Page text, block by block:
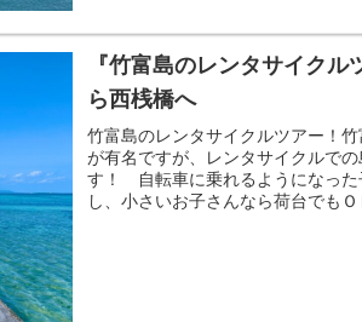
『竹富島のレンタサイク
ら西桟橋へ
竹富島のレンタサイクルツアー！
が有名ですが、レンタサイクルで
す！ 自転車に乗れるようになった
し、小さいお子さんなら荷台でも